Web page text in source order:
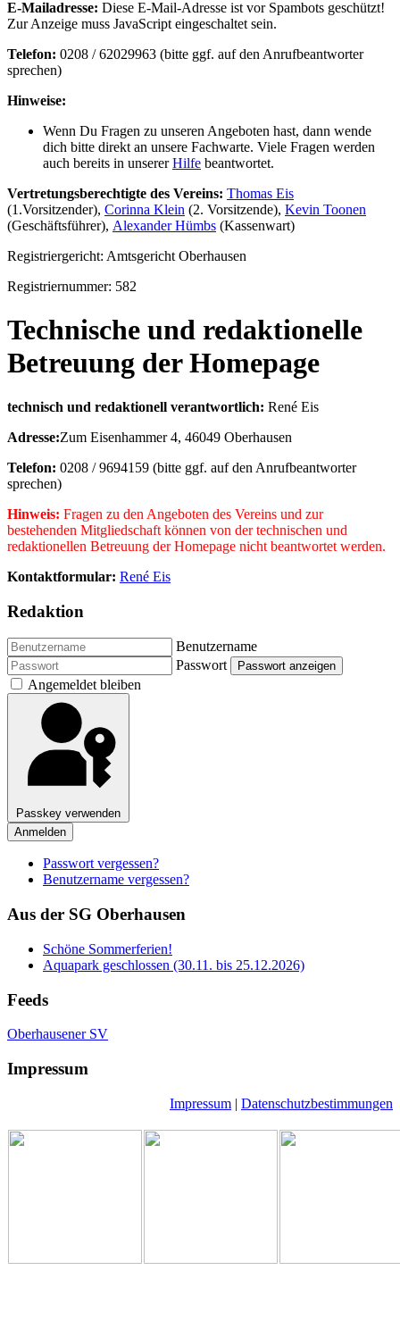
E-Mailadresse: Diese E-Mail-Adresse ist vor Spambots geschützt!
Zur Anzeige muss JavaScript eingeschaltet sein.
Telefon: 0208 / 62029963 (bitte ggf. auf den Anrufbeantworter
sprechen)
Hinweise:
Wenn Du Fragen zu unseren Angeboten hast, dann wende
dich bitte direkt an unsere Fachwarte. Viele Fragen werden
auch bereits in unsererHilfe beantwortet.
Vertretungsberechtigte des Vereins: Thomas Eis
(1.Vorsitzender), Corinna Klein (2. Vorsitzende), Kevin Toonen
(Geschäftsführer), Alexander Hümbs (Kassenwart)
Registriergericht: Amtsgericht Oberhausen
Registriernummer: 582
Technische und redaktionelle
Betreuung der Homepage
technisch und redaktionell verantwortlich: René Eis
Adresse:Zum Eisenhammer 4, 46049 Oberhausen
Telefon: 0208 / 9694159 (bitte ggf. auf den Anrufbeantworter
sprechen)
Hinweis: Fragen zu den Angeboten des Vereins und zur
bestehenden Mitgliedschaft können von der technischen und
redaktionellen Betreuung der Homepage nicht beantwortet werden.
Kontaktformular: René Eis
Redaktion
Benutzername
Passwort
Passwort anzeigen
Angemeldet bleiben
Passkey verwenden
Anmelden
Passwort vergessen?
Benutzername vergessen?
Aus der SG Oberhausen
Schöne Sommerferien!
Aquapark geschlossen (30.11. bis 25.12.2026)
Feeds
Oberhausener SV
Impressum
Impressum | Datenschutzbestimmungen